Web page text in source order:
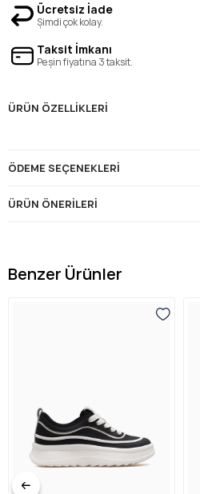
Ücretsiz İade
Şimdi çok kolay.
Taksit İmkanı
Peşin fiyatına 3 taksit.
ÜRÜN ÖZELLIKLERI
ÖDEME SEÇENEKLERI
ÜRÜN ÖNERILERI
Benzer Ürünler